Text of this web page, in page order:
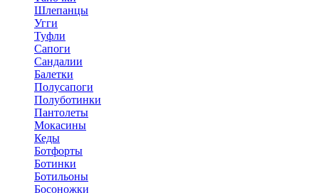
Шлепанцы
Угги
Туфли
Сапоги
Сандалии
Балетки
Полусапоги
Полуботинки
Пантолеты
Мокасины
Кеды
Ботфорты
Ботинки
Ботильоны
Босоножки